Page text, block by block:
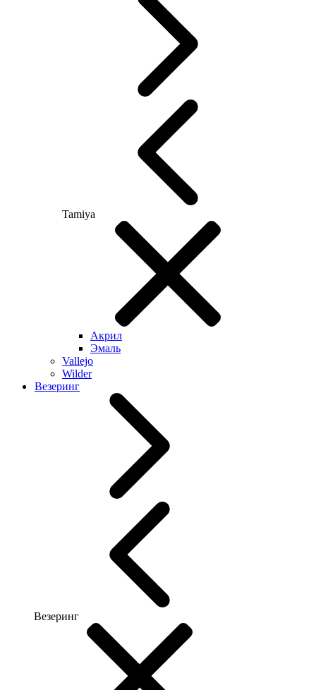
Tamiya
Акрил
Эмаль
Vallejo
Wilder
Везеринг
Везеринг